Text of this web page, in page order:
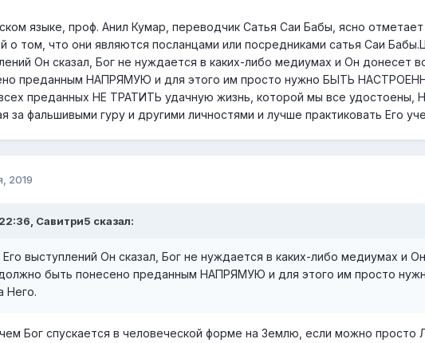
языке, проф. Анил Кумар, переводчик Сатья Саи Бабы, ясно отметает
о том, что они являются посланцами или посредниками сатья Саи
Он сказал, Бог не нуждается в каких-либо медиумах и Он донесет
преданным НАПРЯМУЮ и для этого им просто нужно БЫТЬ
преданных НЕ ТРАТИТЬ удачную жизнь, которой мы все удостоены,
за фальшивыми гуру и другими личностями и лучше практиковать Его
2019
Савитри5 сказал:
выступлений Он сказал, Бог не нуждается в каких-либо медиумах и Он
быть понесено преданным НАПРЯМУЮ и для этого им просто
Бог спускается в человеческой форме на Землю, если можно просто